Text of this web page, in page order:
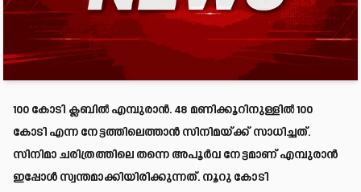
100 കോടി ക്ലബിൽ എമ്പുരാൻ. 48 മണിക്കൂറിനുള്ളിൽ 100
കോടി എന്ന നേട്ടത്തിലെത്താൻ സിനിമയ്ക്ക് സാധിച്ചത്.
സിനിമാ ചരിത്രത്തിലെ തന്നെ അപൂർവ നേട്ടമാണ് എമ്പുരാൻ
ഇപ്പോൾ സ്വന്തമാക്കിയിരിക്കുന്നത്. നൂറു കോടി